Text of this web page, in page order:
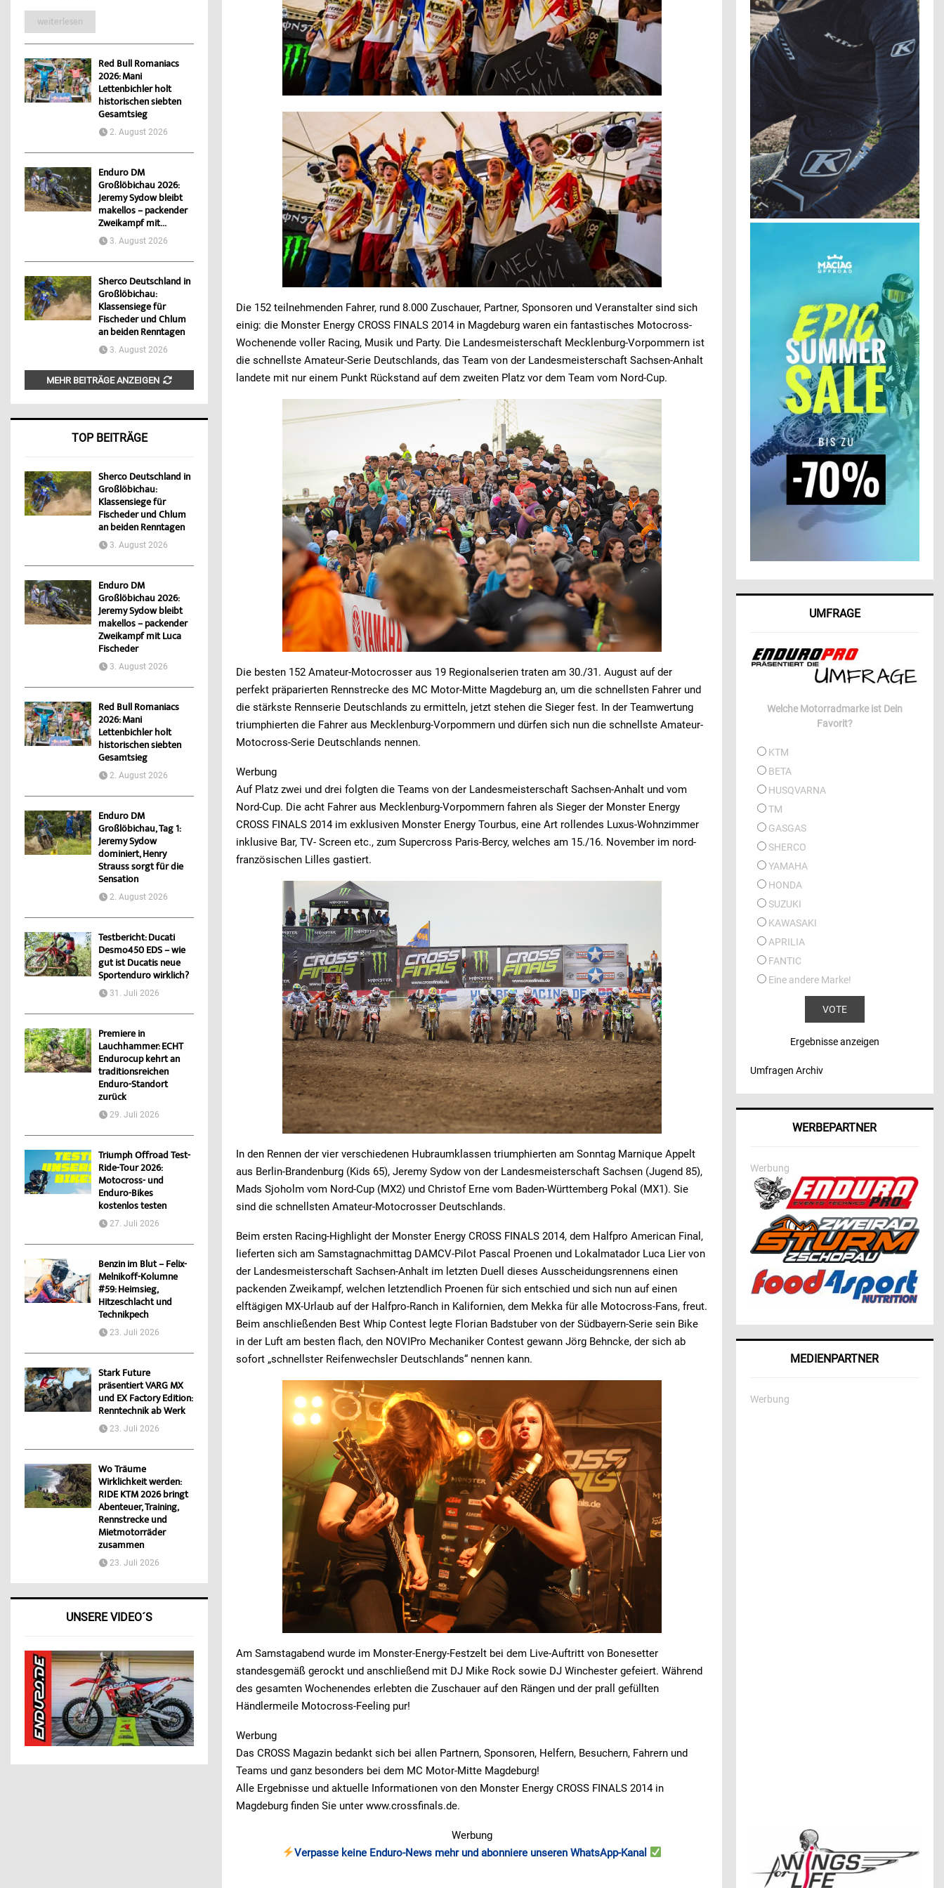
Die 152 teilnehmenden Fahrer, rund 8.000 Zuschauer, Partner, Sponsoren und Veranstalter sind sich
einig: die Monster Energy CROSS FINALS 2014 in Magdeburg waren ein fantastisches Motocross-
Wochenende voller Racing, Musik und Party. Die Landesmeisterschaft Mecklenburg-Vorpommern ist
die schnellste Amateur-Serie Deutschlands, das Team von der Landesmeisterschaft Sachsen-Anhalt
landete mit nur einem Punkt Rückstand auf dem zweiten Platz vor dem Team vom Nord-Cup.
Die besten 152 Amateur-Motocrosser aus 19 Regionalserien traten am 30./31. August auf der
perfekt präparierten Rennstrecke des MC Motor-Mitte Magdeburg an, um die schnellsten Fahrer und
die stärkste Rennserie Deutschlands zu ermitteln, jetzt stehen die Sieger fest. In der Teamwertung
triumphierten die Fahrer aus Mecklenburg-Vorpommern und dürfen sich nun die schnellste Amateur-
Motocross-Serie Deutschlands nennen.
Werbung
Auf Platz zwei und drei folgten die Teams von der Landesmeisterschaft Sachsen-Anhalt und vom
Nord-Cup. Die acht Fahrer aus Mecklenburg-Vorpommern fahren als Sieger der Monster Energy
CROSS FINALS 2014 im ex­klu­si­ven Mons­ter En­er­gy Tour­bus, ei­ne Art rol­len­des Lu­xus-Wohn­zimmer
in­klu­si­ve Bar, TV- Screen etc., zum Su­per­cross Pa­ris-Ber­cy, wel­ches am 15./16. No­vem­ber im nord­
fran­zö­si­schen Lil­les gas­tiert.
In den Rennen der vier verschiedenen Hubraumklassen triumphierten am Sonntag Marnique Appelt
aus Berlin-Brandenburg (Kids 65), Jeremy Sydow von der Landesmeisterschaft Sachsen (Jugend 85),
Mads Sjoholm vom Nord-Cup (MX2) und Christof Erne vom Baden-Württemberg Pokal (MX1). Sie
sind die schnellsten Amateur-Motocrosser Deutschlands.
Beim ersten Racing-Highlight der Monster Energy CROSS FINALS 2014, dem Halfpro American Final,
lieferten sich am Samstagnachmittag DAMCV-Pilot Pascal Proenen und Lokalmatador Luca Lier von
der Landesmeisterschaft Sachsen-Anhalt im letzten Duell dieses Ausscheidungsrennens einen
packenden Zweikampf, welchen letztendlich Proenen für sich entschied und sich nun auf einen
elftägigen MX-Urlaub auf der Halfpro-Ranch in Kalifornien, dem Mekka für alle Motocross-Fans, freut.
Beim anschließenden Best Whip Contest legte Florian Badstuber von der Südbayern-Serie sein Bike
in der Luft am besten flach, den NOVIPro Mechaniker Contest gewann Jörg Behncke, der sich ab
sofort „schnellster Reifenwechsler Deutschlands“ nennen kann.
Am Samstagabend wurde im Monster-Energy-Festzelt bei dem Live-Auftritt von Bonesetter
standesgemäß gerockt und anschließend mit DJ Mike Rock sowie DJ Winchester gefeiert. Während
des gesamten Wochenendes erlebten die Zuschauer auf den Rängen und der prall gefüllten
Händlermeile Motocross-Feeling pur!
Werbung
Das CROSS Magazin bedankt sich bei allen Partnern, Sponsoren, Helfern, Besuchern, Fahrern und
Teams und ganz besonders bei dem MC Motor-Mitte Magdeburg!
Alle Ergebnisse und aktuelle Informationen von den Monster Energy CROSS FINALS 2014 in
Magdeburg finden Sie unter www.crossfinals.de.
Werbung
Verpasse keine Enduro-News mehr und abonniere unseren WhatsApp-Kanal
weiterlesen
Red Bull Romaniacs
2026: Mani
Lettenbichler holt
historischen siebten
Gesamtsieg
2. August 2026
Enduro DM
Großlöbichau 2026:
Jeremy Sydow bleibt
makellos – packender
Zweikampf mit...
3. August 2026
Sherco Deutschland in
Großlöbichau:
Klassensiege für
Fischeder und Chlum
an beiden Renntagen
3. August 2026
MEHR BEITRÄGE ANZEIGEN
TOP BEITRÄGE
Sherco Deutschland in
Großlöbichau:
Klassensiege für
Fischeder und Chlum
an beiden Renntagen
3. August 2026
Enduro DM
Großlöbichau 2026:
Jeremy Sydow bleibt
makellos – packender
Zweikampf mit Luca
Fischeder
3. August 2026
Red Bull Romaniacs
2026: Mani
Lettenbichler holt
historischen siebten
Gesamtsieg
2. August 2026
Enduro DM
Großlöbichau, Tag 1:
Jeremy Sydow
dominiert, Henry
Strauss sorgt für die
Sensation
2. August 2026
Testbericht: Ducati
Desmo450 EDS – wie
gut ist Ducatis neue
Sportenduro wirklich?
31. Juli 2026
Premiere in
Lauchhammer: ECHT
Endurocup kehrt an
traditionsreichen
Enduro-Standort
zurück
29. Juli 2026
Triumph Offroad Test-
Ride-Tour 2026:
Motocross- und
Enduro-Bikes
kostenlos testen
27. Juli 2026
Benzin im Blut – Felix-
Melnikoff-Kolumne
#59: Heimsieg,
Hitzeschlacht und
Technikpech
23. Juli 2026
Stark Future
präsentiert VARG MX
und EX Factory Edition:
Renntechnik ab Werk
23. Juli 2026
Wo Träume
Wirklichkeit werden:
RIDE KTM 2026 bringt
Abenteuer, Training,
Rennstrecke und
Mietmotorräder
zusammen
23. Juli 2026
UNSERE VIDEO´S
UMFRAGE
Welche Motorradmarke ist Dein
Favorit?
KTM
BETA
HUSQVARNA
TM
GASGAS
SHERCO
YAMAHA
HONDA
SUZUKI
KAWASAKI
APRILIA
FANTIC
Eine andere Marke!
Ergebnisse anzeigen
Umfragen Archiv
WERBEPARTNER
Werbung
MEDIENPARTNER
Werbung